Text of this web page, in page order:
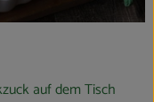
auf dem Tisch